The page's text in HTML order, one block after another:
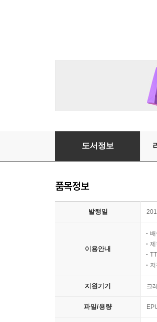
소설가의 일
도서정보
품목정보
발행일
이용안내
제
지원기기 크
파일/용량